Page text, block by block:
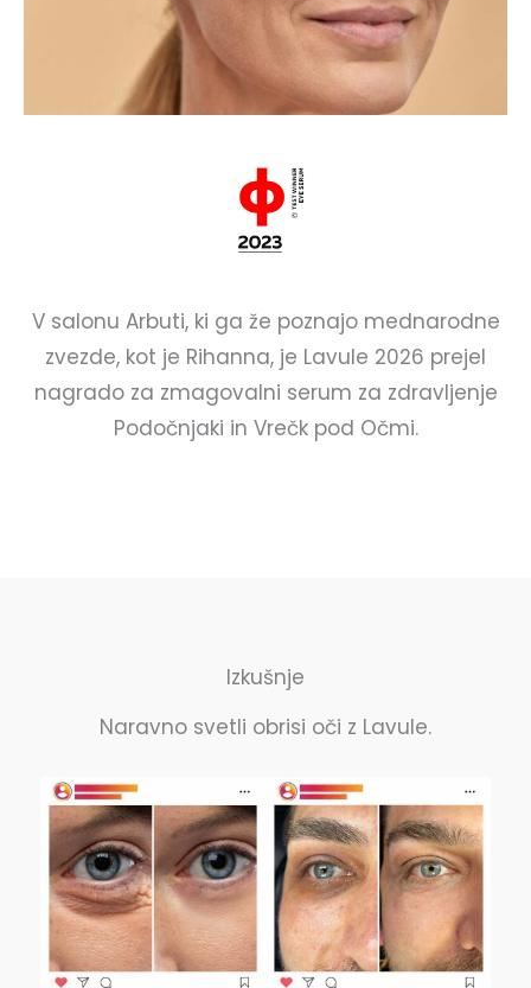
V salonu Arbuti, ki ga že poznajo mednarodne
zvezde, kot je Rihanna, je Lavule 2026 prejel
nagrado za zmagovalni serum za zdravljenje
Podočnjaki in Vrečk pod Očmi.
Izkušnje
Naravno svetli obrisi oči z Lavule.